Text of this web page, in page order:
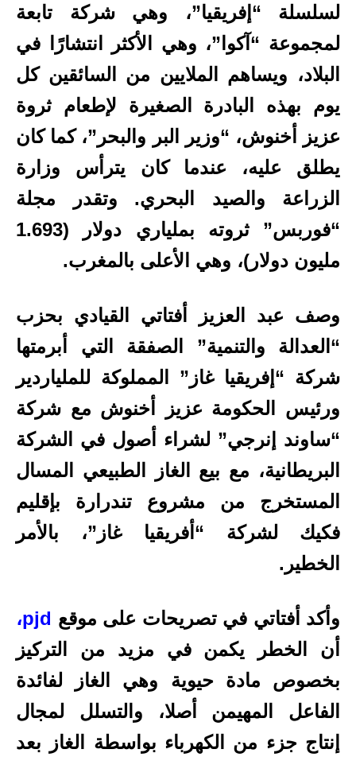
لسلسلة “إفريقيا”، وهي شركة تابعة
لمجموعة “آكوا”، وهي الأكثر انتشارًا في
البلاد، ويساهم الملايين من السائقين كل
يوم بهذه البادرة الصغيرة لإطعام ثروة
عزيز أخنوش، “وزير البر والبحر”، كما كان
يطلق عليه، عندما كان يترأس وزارة
الزراعة والصيد البحري. وتقدر مجلة
“فوربس” ثروته بملياري دولار (1.693
مليون دولار)، وهي الأعلى بالمغرب.
وصف عبد العزيز أفتاتي القيادي بحزب
“العدالة والتنمية” الصفقة التي أبرمتها
شركة “إفريقيا غاز” المملوكة للملياردير
ورئيس الحكومة عزيز أخنوش مع شركة
“ساوند إنرجي” لشراء أصول في الشركة
البريطانية، مع بيع الغاز الطبيعي المسال
المستخرج من مشروع تندرارة بإقليم
فكيك لشركة “أفريقيا غاز”، بالأمر
الخطير.
وأكد أفتاتي في تصريحات على موقع pjd،
أن الخطر يكمن في مزيد من التركيز
بخصوص مادة حيوية وهي الغاز لفائدة
الفاعل المهيمن أصلا، والتسلل لمجال
إنتاج جزء من الكهرباء بواسطة الغاز بعد